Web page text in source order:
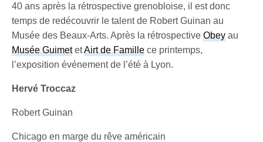
40 ans après la rétrospective grenobloise, il est donc
temps de redécouvrir le talent de Robert Guinan au
Musée des Beaux-Arts. Après la rétrospectiveObey au
Musée GuimetetAirt de Famille ce printemps,
l’exposition événement de l’été à Lyon.
Hervé Troccaz
Robert Guinan
Chicago en marge du rêve américain